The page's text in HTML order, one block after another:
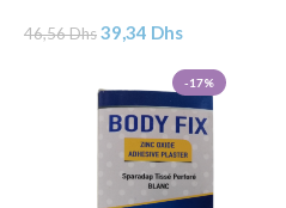
46,56Dhs39,34 Dhs
-17%